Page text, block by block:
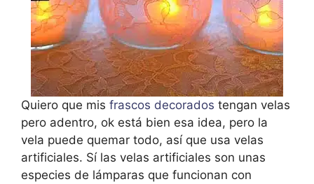
Quiero que mis frascos decorados tengan velas
pero adentro, ok está bien esa idea, pero la
vela puede quemar todo, así que usa velas
artificiales. Sí las velas artificiales son unas
especies de lámparas que funcionan con